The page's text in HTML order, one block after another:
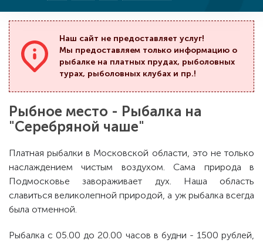
Наш сайт не предоставляет услуг!
Мы предоставляем только информацию о
рыбалке на платных прудах, рыболовных
турах, рыболовных клубах и пр.!
Рыбное место - Рыбалка на
"Серебряной чаше"
Платная рыбалки в Московской области, это не только
наслаждением чистым воздухом. Сама природа в
Подмосковье завораживает дух. Наша область
славиться великолепной природой, а уж рыбалка всегда
была отменной.
Рыбалка с 05.00 до 20.00 часов в будни - 1500 рублей,